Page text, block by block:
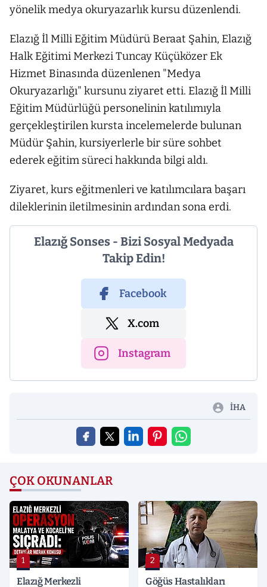
yönelik medya okuryazarlık kursu düzenlendi.
Elazığ İl Milli Eğitim Müdürü Beraat Şahin, Elazığ
Halk Eğitimi Merkezi Tuncay Küçüközer Ek
Hizmet Binasında düzenlenen "Medya
Okuryazarlığı" kursunu ziyaret etti. Elazığ İl Milli
Eğitim Müdürlüğü personelinin katılımıyla
gerçekleştirilen kursta incelemelerde bulunan
Müdür Şahin, kursiyerlerle bir süre sohbet
ederek eğitim süreci hakkında bilgi aldı.
Ziyaret, kurs eğitmenleri ve katılımcılara başarı
dileklerinin iletilmesinin ardından sona erdi.
Elazığ Sonses - Bizi Sosyal Medyada
Takip Edin!
Facebook
X.com
Instagram
İHA
ÇOK OKUNANLAR
1
Elazığ Merkezli
2
Göğüs Hastalıkları